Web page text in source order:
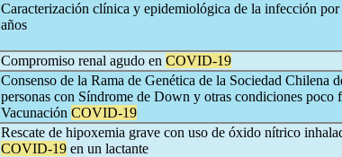
Caracterización clínica y epidemiológica de la infección por
años
Compromiso renal agudo en COVID-19
Consenso de la Rama de Genética de la Sociedad Chilena
personas con Síndrome de Down y otras condiciones poco
Vacunación COVID-19
Rescate de hipoxemia grave con uso de óxido nítrico
COVID-19 en un lactante